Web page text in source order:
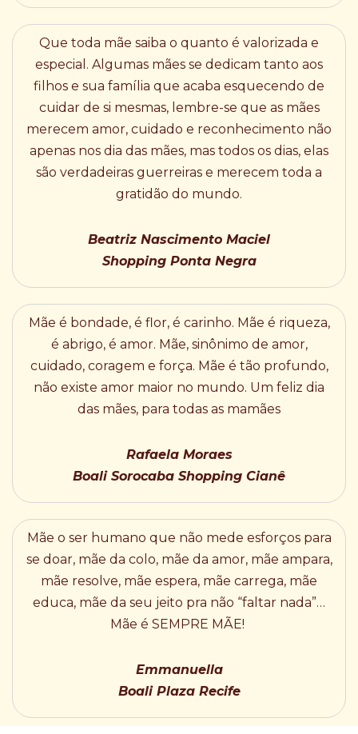
Que toda mãe saiba o quanto é valorizada e
especial. Algumas mães se dedicam tanto aos
filhos e sua família que acaba esquecendo de
cuidar de si mesmas, lembre-se que as mães
merecem amor, cuidado e reconhecimento não
apenas nos dia das mães, mas todos os dias, elas
são verdadeiras guerreiras e merecem toda a
gratidão do mundo.
Beatriz Nascimento Maciel
Shopping Ponta Negra
Mãe é bondade, é flor, é carinho. Mãe é riqueza,
é abrigo, é amor. Mãe, sinônimo de amor,
cuidado, coragem e força. Mãe é tão profundo,
não existe amor maior no mundo. Um feliz dia
das mães, para todas as mamães
Rafaela Moraes
Boali Sorocaba Shopping Cianê
Mãe o ser humano que não mede esforços para
se doar, mãe da colo, mãe da amor, mãe ampara,
mãe resolve, mãe espera, mãe carrega, mãe
educa, mãe da seu jeito pra não “faltar nada”…
Mãe é SEMPRE MÃE!
Emmanuella
Boali Plaza Recife